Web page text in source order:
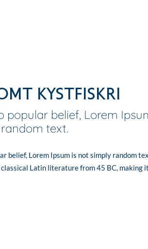
Kystfiskri
popular belief, Lorem
text.
belief, Lorem Ipsum is not simply random
Latin literature from 45 BC, making